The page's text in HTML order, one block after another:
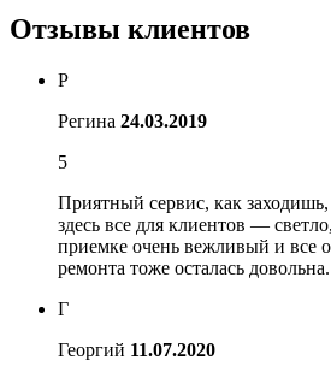
Отзывы клиентов
Р
Регина 24.03.2019
5
Приятный сервис, как заходишь,
здесь все для клиентов —
приемке очень вежливый и все
ремонта тоже осталась довольна.
Г
Георгий 11.07.2020